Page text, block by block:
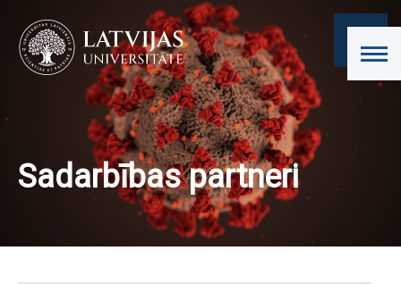
Sadarbības partneri